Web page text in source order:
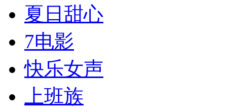
夏日甜心
7电影
快乐女声
上班族